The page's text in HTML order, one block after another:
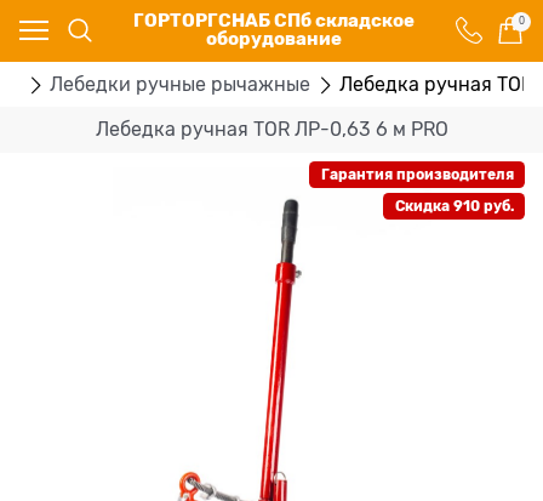
ГОРТОРГСНАБ СПб складское
оборудование
0
Лебедки ручные рычажные Лебедка ручная
Лебедка ручная TOR ЛР-0,63 6 м PRO
Гарантия производителя
Скидка 910 руб.